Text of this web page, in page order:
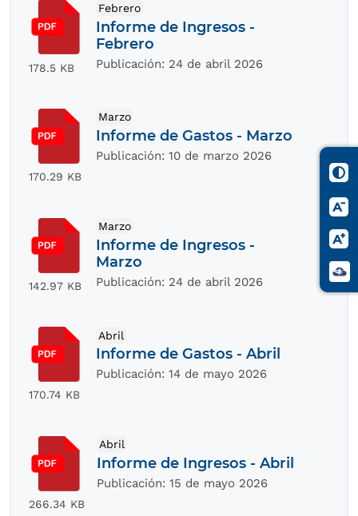
178.5 KB
Febrero
Informe de Ingresos -
Febrero
Publicación: 24 de abril 2026
170.29 KB
Marzo
Informe de Gastos - Marzo
Publicación:10 de marzo 2026
142.97 KB
Marzo
Informe de Ingresos -
Marzo
Publicación: 24 de abril 2026
170.74 KB
Abril
Informe de Gastos - Abril
Publicación:14 de mayo 2026
266.34 KB
Abril
Informe de Ingresos - Abril
Publicación:15 de mayo 2026